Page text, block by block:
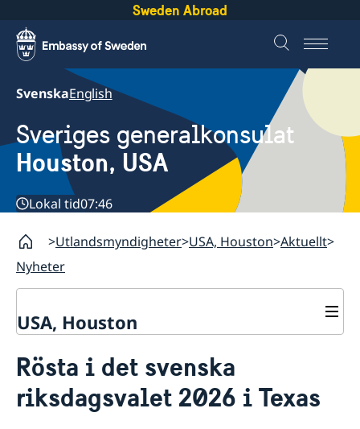
Sweden Abroad
SvenskaEnglish
Sveriges generalkonsulat
Houston, USA
Lokal tid07:46
Utlandsmyndigheter USA, Houston Aktuellt
Nyheter
USA, Houston
Om oss
Lediga tjänster
Dataskyddspolicy (GDPR)
Så stöttar vi svenska företag
Rösta i det svenska
riksdagsvalet 2026 i Texas